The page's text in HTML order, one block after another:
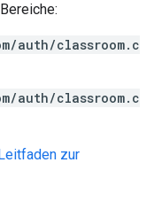
auth/classroom.c
auth/classroom.c
zur